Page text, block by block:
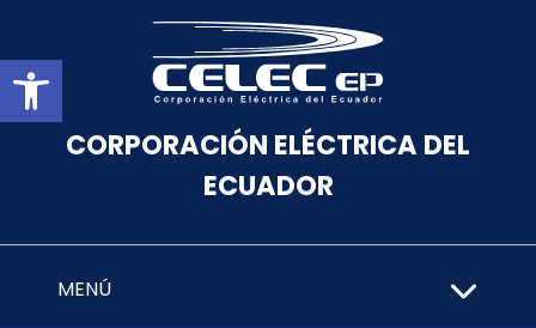
Abrir barra de herramientas
CORPORACIÓN ELÉCTRICA DEL
ECUADOR
MENÚ